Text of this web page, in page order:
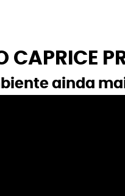
CAPRICE
ainda